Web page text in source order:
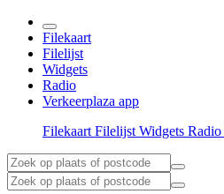
Filekaart
Filelijst
Widgets
Radio
Verkeerplaza app
Filekaart Filelijst Widgets Radio